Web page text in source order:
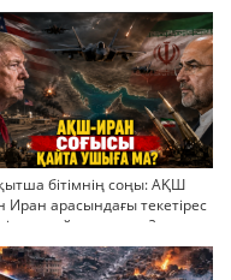
бітімнің соңы: АҚШ
Иран арасындағы текетірес
қайта ушықты?